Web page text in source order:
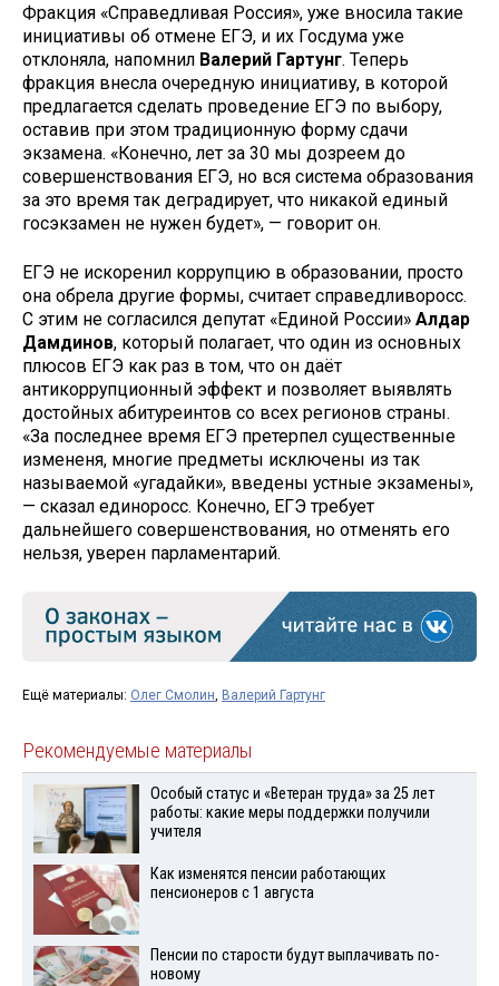
Фракция «Справедливая Россия», уже вносила такие
инициативы об отмене ЕГЭ, и их Госдума уже
отклоняла, напомнил Валерий Гартунг. Теперь
фракция внесла очередную инициативу, в которой
предлагается сделать проведение ЕГЭ по выбору,
оставив при этом традиционную форму сдачи
экзамена. «Конечно, лет за 30 мы дозреем до
совершенствования ЕГЭ, но вся система образования
за это время так деградирует, что никакой единый
госэкзамен не нужен будет», — говорит он.
ЕГЭ не искоренил коррупцию в образовании, просто
она обрела другие формы, считает справедливоросс.
С этим не согласился депутат «Единой России» Алдар
Дамдинов, который полагает, что один из основных
плюсов ЕГЭ как раз в том, что он даёт
антикоррупционный эффект и позволяет выявлять
достойных абитуреинтов со всех регионов страны.
«За последнее время ЕГЭ претерпел существенные
измененя, многие предметы исключены из так
называемой «угадайки», введены устные экзамены»,
— сказал единоросс. Конечно, ЕГЭ требует
дальнейшего совершенствования, но отменять его
нельзя, уверен парламентарий.
Ещё материалы: Олег Смолин Валерий Гартунг
Рекомендуемые материалы
Особый статус и «Ветеран труда» за 25 лет
работы: какие меры поддержки получили
учителя
Как изменятся пенсии работающих
пенсионеров с 1 августа
Пенсии по старости будут выплачивать по-
новому